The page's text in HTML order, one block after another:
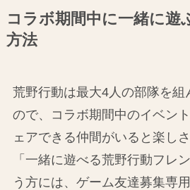
コラボ期間中に一緒に遊
方法
荒野行動は最大4人の部隊を組
ので、コラボ期間中のイベン
ェアできる仲間がいると楽し
「一緒に遊べる荒野行動フレ
う方には、ゲーム友達募集専